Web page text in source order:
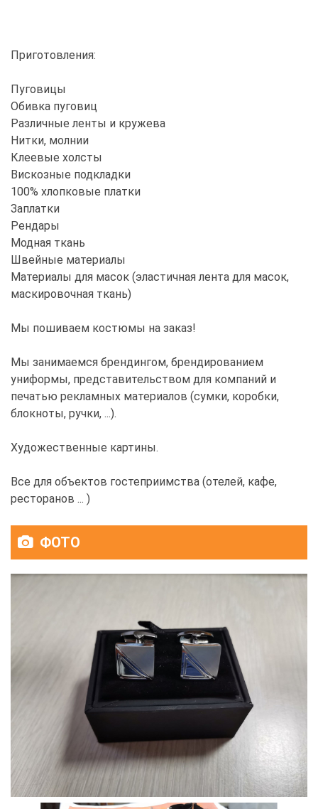
Приготовления:
Пуговицы
Обивка пуговиц
Различные ленты и кружева
Нитки, молнии
Клеевые холсты
Вискозные подкладки
100% хлопковые платки
Заплатки
Рендары
Модная ткань
Швейные материалы
Материалы для масок (эластичная лента для масок,
маскировочная ткань)
Мы пошиваем костюмы на заказ!
Мы занимаемся брендингом, брендированием
униформы, представительством для компаний и
печатью рекламных материалов (сумки, коробки,
блокноты, ручки, ...).
Художественные картины.
Все для объектов гостеприимства (отелей, кафе,
ресторанов ... )
ФОТО